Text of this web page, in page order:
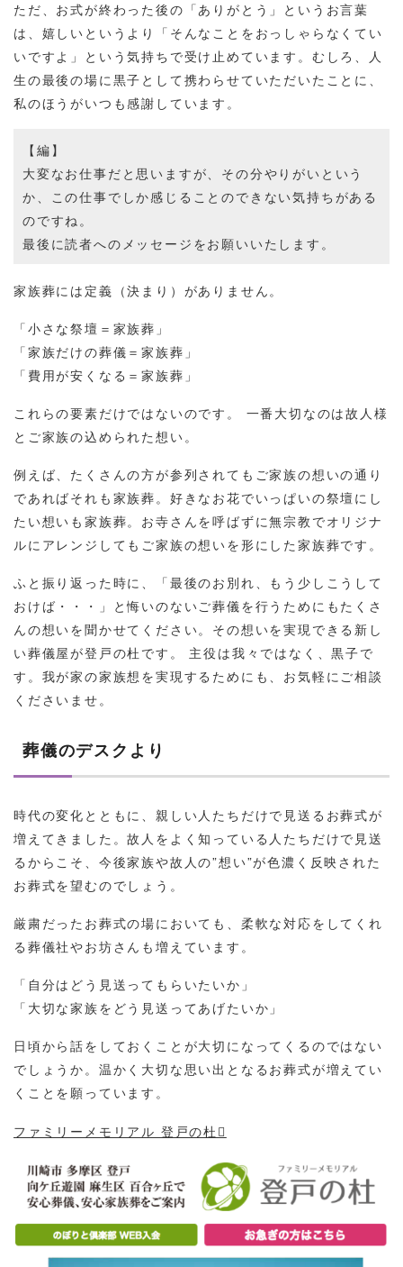
ただ、お式が終わった後の「ありがとう」というお言葉
は、嬉しいというより「そんなことをおっしゃらなくてい
いですよ」という気持ちで受け止めています。むしろ、人
生の最後の場に黒子として携わらせていただいたことに、
私のほうがいつも感謝しています。
【編】
大変なお仕事だと思いますが、その分やりがいという
か、この仕事でしか感じることのできない気持ちがある
のですね。
最後に読者へのメッセージをお願いいたします。
家族葬には定義（決まり）がありません。
「小さな祭壇＝家族葬」
「家族だけの葬儀＝家族葬」
「費用が安くなる＝家族葬」
これらの要素だけではないのです。 一番大切なのは故人様
とご家族の込められた想い。
例えば、たくさんの方が参列されてもご家族の想いの通り
であればそれも家族葬。好きなお花でいっぱいの祭壇にし
たい想いも家族葬。お寺さんを呼ばずに無宗教でオリジナ
ルにアレンジしてもご家族の想いを形にした家族葬です。
ふと振り返った時に、「最後のお別れ、もう少しこうして
おけば・・・」と悔いのないご葬儀を行うためにもたくさ
んの想いを聞かせてください。その想いを実現できる新し
い葬儀屋が登戸の杜です。 主役は我々ではなく、黒子で
す。我が家の家族想を実現するためにも、お気軽にご相談
くださいませ。
葬儀のデスクより
時代の変化とともに、親しい人たちだけで見送るお葬式が
増えてきました。故人をよく知っている人たちだけで見送
るからこそ、今後家族や故人の”想い”が色濃く反映された
お葬式を望むのでしょう。
厳粛だったお葬式の場においても、柔軟な対応をしてくれ
る葬儀社やお坊さんも増えています。
「自分はどう見送ってもらいたいか」
「大切な家族をどう見送ってあげたいか」
日頃から話をしておくことが大切になってくるのではない
でしょうか。温かく大切な思い出となるお葬式が増えてい
くことを願っています。
ファミリーメモリアル 登戸の杜